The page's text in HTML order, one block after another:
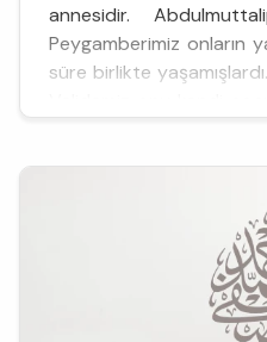
annesidir.
Peygamberimiz onların
süre birlikte